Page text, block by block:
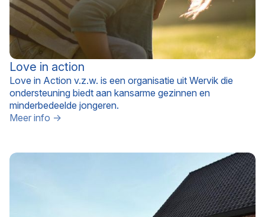
Love in action
Love in Action v.z.w. is een organisatie uit Wervik die
ondersteuning biedt aan kansarme gezinnen en
minderbedeelde jongeren.
Meer info →